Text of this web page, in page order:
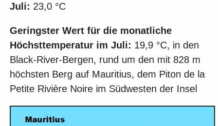
Juli: 23,0 °C
Geringster Wert für die monatliche
Höchsttemperatur im Juli: 19,9 °C, in den
Black-River-Bergen, rund um den mit 828 m
höchsten Berg auf Mauritius, dem Piton de la
Petite Rivière Noire im Südwesten der Insel